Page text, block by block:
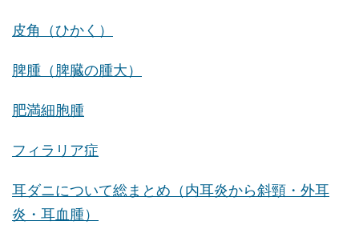
皮角（ひかく）
脾腫（脾臓の腫大）
肥満細胞腫
フィラリア症
耳ダニについて総まとめ（内耳炎から斜頸・外耳
炎・耳血腫）